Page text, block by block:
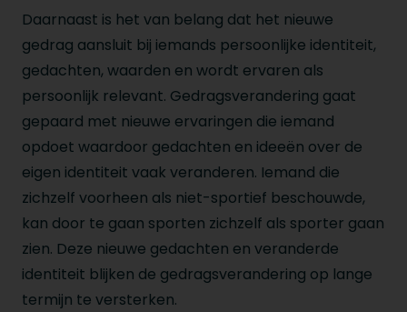
Daarnaast is het van belang dat het nieuwe
gedrag aansluit bij iemands persoonlijke identiteit,
gedachten, waarden en wordt ervaren als
persoonlijk relevant. Gedragsverandering gaat
gepaard met nieuwe ervaringen die iemand
opdoet waardoor gedachten en ideeën over de
eigen identiteit vaak veranderen. Iemand die
zichzelf voorheen als niet-sportief beschouwde,
kan door te gaan sporten zichzelf als sporter gaan
zien. Deze nieuwe gedachten en veranderde
identiteit blijken de gedragsverandering op lange
termijn te versterken.